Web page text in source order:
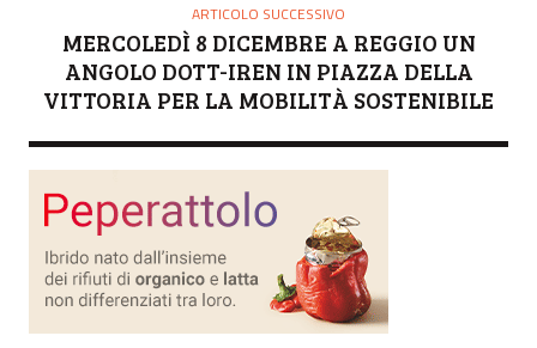
ARTICOLO SUCCESSIVO
MERCOLEDÌ 8 DICEMBRE A REGGIO UN
ANGOLO DOTT-IREN IN PIAZZA DELLA
VITTORIA PER LA MOBILITÀ SOSTENIBILE